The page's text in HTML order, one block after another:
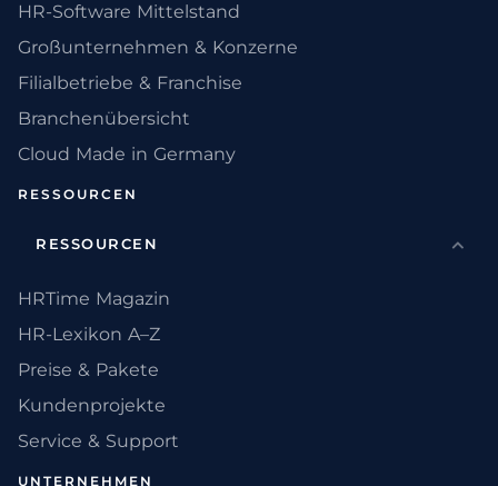
HR-Software Mittelstand
Großunternehmen & Konzerne
Filialbetriebe & Franchise
Branchenübersicht
Cloud Made in Germany
RESSOURCEN
RESSOURCEN
HRTime Magazin
HR-Lexikon A–Z
Preise & Pakete
Kundenprojekte
Service & Support
UNTERNEHMEN